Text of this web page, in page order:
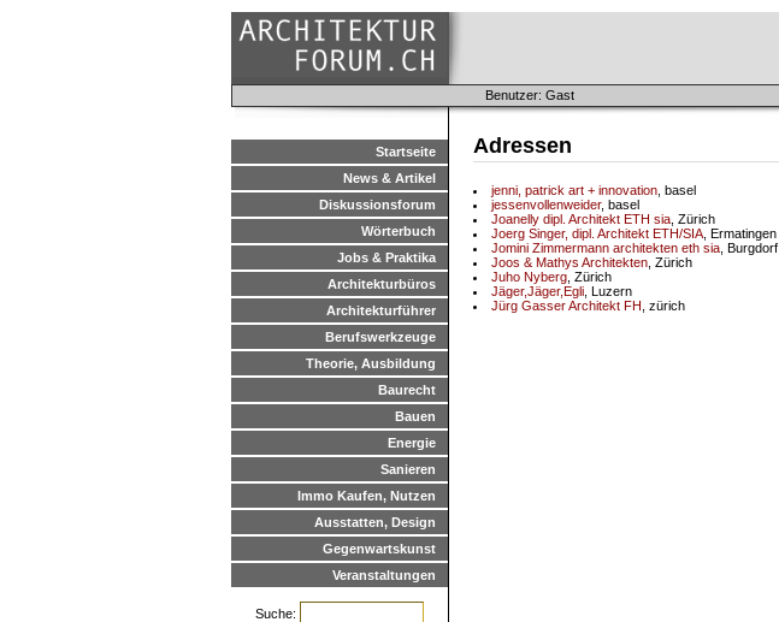
Benutzer: Gast
Startseite
News & Artikel
Diskussionsforum
Wörterbuch
Jobs & Praktika
Architekturbüros
Architekturführer
Berufswerkzeuge
Theorie, Ausbildung
Baurecht
Bauen
Energie
Sanieren
Immo Kaufen, Nutzen
Ausstatten, Design
Gegenwartskunst
Veranstaltungen
Suche:
Adressen
jenni, patrick art + innovation , basel
jessenvollenweider, basel
Joanelly dipl. Architekt ETH sia , Zürich
Joerg Singer, dipl. Architekt ETH/SIA , Ermatingen
Jomini Zimmermann architekten eth sia , Burgdorf
Joos & Mathys Architekten , Zürich
Juho Nyberg , Zürich
Jäger,Jäger,Egli , Luzern
Jürg Gasser Architekt FH , zürich